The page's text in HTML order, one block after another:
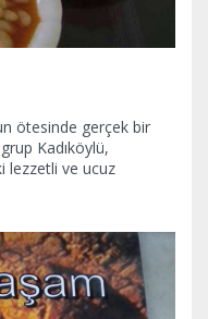
ötesinde gerçek bir
Kadıköylü,
lezzetli ve ucuz